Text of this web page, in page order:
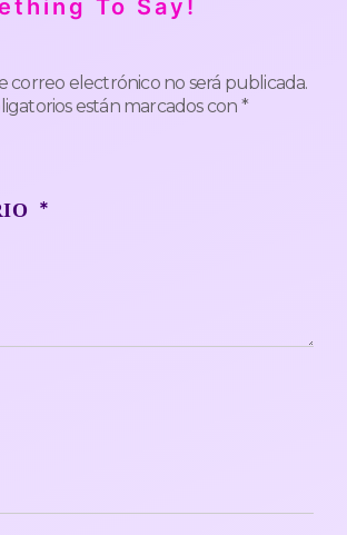
To Say!
correo electrónico no será publicada.
están marcados con *
*